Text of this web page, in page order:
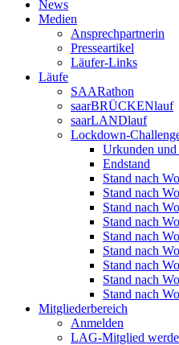
News
Medien
Ansprechpartnerin
Presseartikel
Läufer-Links
Läufe
SAARathon
saarBRÜCKENlauf
saarLANDlauf
Lockdown-
Urkunden und
Endstand
Stand nach
Stand nach
Stand nach
Stand nach
Stand nach
Stand nach
Stand nach
Stand nach
Stand nach
Mitgliederbereich
Anmelden
LAG-Mitglied